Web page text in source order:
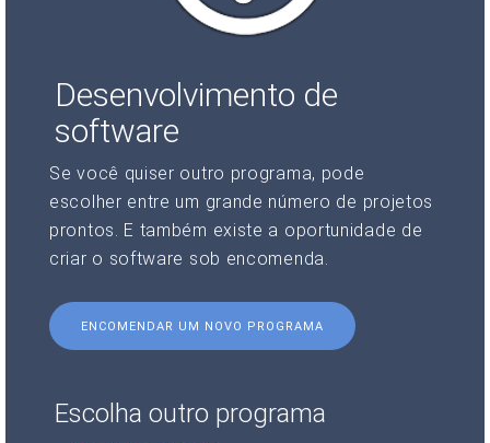
Desenvolvimento de
software
Se você quiser outro programa, pode
escolher entre um grande número de projetos
prontos. E também existe a oportunidade de
criar o software sob encomenda.
ENCOMENDAR UM NOVO PROGRAMA
Escolha outro programa